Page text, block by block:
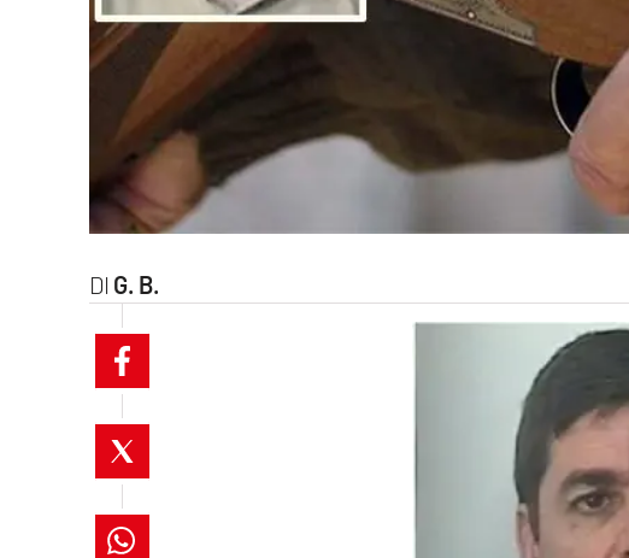
lacitymag.it
cosenzachannel.it
ilvibonese.it
catanzarochannel.it
G. B.